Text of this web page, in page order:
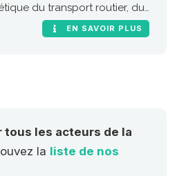
du transport routier, du
de voyageurs et de la
EN SAVOIR PLUS
tous les acteurs de la
la liste de nos